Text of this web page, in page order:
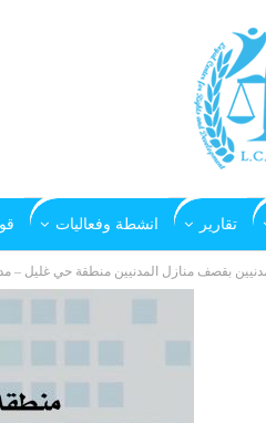
تقارير انشطة وفعاليات
بقصف منازل المدنيين منطقة حي غليل – مديرية